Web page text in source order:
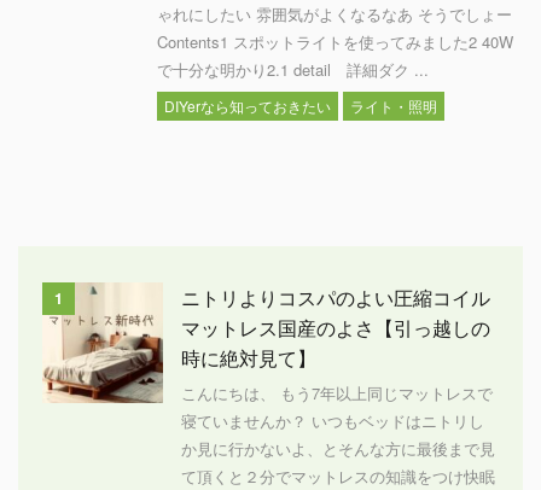
ゃれにしたい 雰囲気がよくなるなあ そうでしょー
Contents1 スポットライトを使ってみました2 40W
で十分な明かり2.1 detail 詳細ダク ...
DIYerなら知っておきたい ライト・照明
1
ニトリよりコスパのよい圧縮コイル
マットレス国産のよさ【引っ越しの
時に絶対見て】
こんにちは、 もう7年以上同じマットレスで
寝ていませんか？ いつもベッドはニトリし
か見に行かないよ、とそんな方に最後まで見
て頂くと２分でマットレスの知識をつけ快眠